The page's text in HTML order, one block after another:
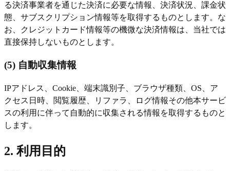
る決済事業者を通じた決済に必要な情報、決済状況、課金状
態、サブスクリプション情報等を取得するものとします。な
お、クレジットカード情報等の機微な決済情報は、当社では
直接保持しないものとします。
(5) 自動収集情報
IPアドレス、Cookie、端末識別子、ブラウザ種類、OS、ア
クセス日時、閲覧履歴、リファラ、ログ情報その他本サービ
スの利用に伴って自動的に収集される情報を取得するものと
します。
2. 利用目的